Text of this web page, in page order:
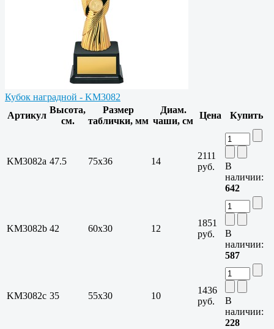
Кубок наградной - KM3082
Артикул
Высота,
см.
Размер
таблички, мм
Диам.
чаши, см
Цена Купить
KM3082a 47.5 75х36 14
2111
руб.
В
наличии:
642
KM3082b 42 60х30 12
1851
руб.
В
наличии:
587
KM3082c 35 55х30 10
1436
руб.
В
наличии:
228